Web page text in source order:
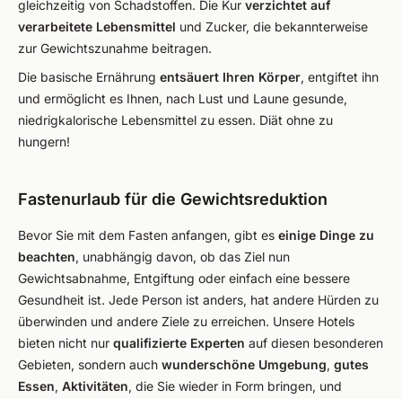
gleichzeitig von Schadstoffen. Die Kur verzichtet auf
verarbeitete Lebensmittel und Zucker, die bekannterweise
zur Gewichtszunahme beitragen.
Die basische Ernährung entsäuert Ihren Körper, entgiftet ihn
und ermöglicht es Ihnen, nach Lust und Laune gesunde,
niedrigkalorische Lebensmittel zu essen. Diät ohne zu
hungern!
Fastenurlaub für die Gewichtsreduktion
Bevor Sie mit dem Fasten anfangen, gibt es einige Dinge zu
beachten, unabhängig davon, ob das Ziel nun
Gewichtsabnahme, Entgiftung oder einfach eine bessere
Gesundheit ist. Jede Person ist anders, hat andere Hürden zu
überwinden und andere Ziele zu erreichen. Unsere Hotels
bieten nicht nur qualifizierte Experten auf diesen besonderen
Gebieten, sondern auch wunderschöne Umgebung, gutes
Essen, Aktivitäten, die Sie wieder in Form bringen, und